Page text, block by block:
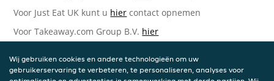
Voor Just Eat UK kunt u hier contact opnemen
Voor Takeaway.com Group B.V. hier
Takeaway.com Group B.V.
Wij gebruiken cookies en andere technologieën om uw
gebruikerservaring te verbeteren, te personaliseren, analyses voor